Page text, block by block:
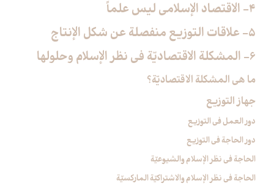
4- الاقتصاد الإسلامي ليس علماً
5- علاقات التوزيع منفصلة عن شكل الإنتاج‏
6- المشكلة الاقتصاديّة في نظر الإسلام وحلولها
ما هي المشكلة الاقتصاديّة؟
جهاز التوزيع‏
دور العمل في التوزيع
دور الحاجة في التوزيع
الحاجة في نظر الإسلام والشيوعيّة
الحاجة في نظر الإسلام والاشتراكيّة الماركسيّة